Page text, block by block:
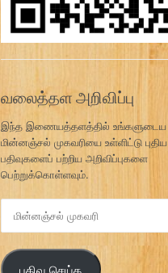
வலைத்தள அறிவிப்பு
இந்த இணையத்தளத்தில் உங்களுடைய
மின்னஞ்சல் முகவரியை உள்ளிட்டு புதிய
பதிவுகளைப் பற்றிய அறிவிப்புகளை
பெற்றுக்கொள்ளவும்.
ஞ்
பதிவு செய்க